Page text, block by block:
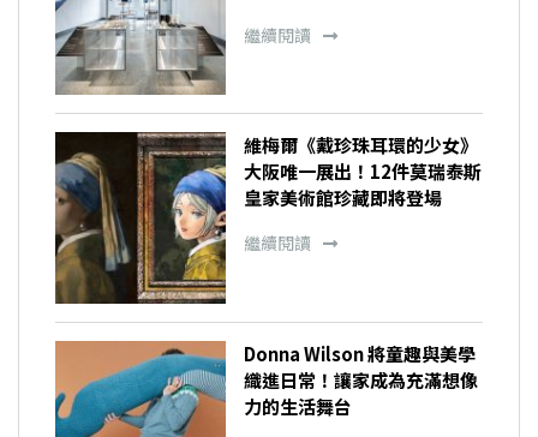
繼續閱讀
維梅爾《戴珍珠耳環的少女》
大阪唯一展出！12件莫瑞泰斯
皇家美術館珍藏即將登場
繼續閱讀
Donna Wilson 將童趣與美學
織進日常！讓家成為充滿想像
力的生活舞台